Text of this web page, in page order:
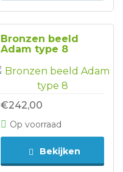
Bronzen beeld
Adam type 8
€242,00
Op voorraad
Bekijken